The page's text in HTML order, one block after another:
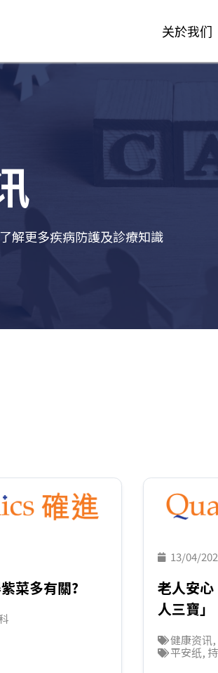
关於我们
解更多疾病防護及診療知識
菜多有關?
13/04/
老人安
人三寶」
健康资讯,
平安纸,